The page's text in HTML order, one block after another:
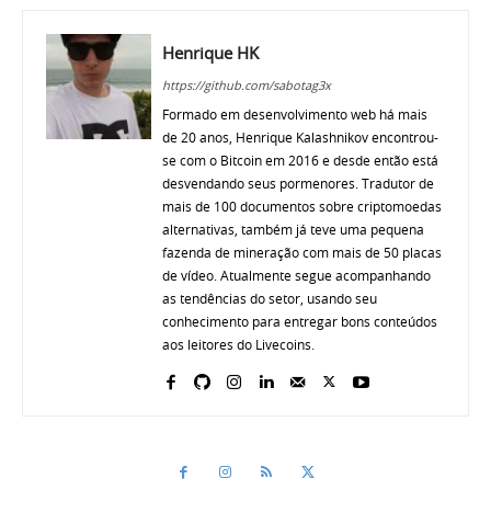
Henrique HK
https://github.com/sabotag3x
Formado em desenvolvimento web há mais
de 20 anos, Henrique Kalashnikov encontrou-
se com o Bitcoin em 2016 e desde então está
desvendando seus pormenores. Tradutor de
mais de 100 documentos sobre criptomoedas
alternativas, também já teve uma pequena
fazenda de mineração com mais de 50 placas
de vídeo. Atualmente segue acompanhando
as tendências do setor, usando seu
conhecimento para entregar bons conteúdos
aos leitores do Livecoins.